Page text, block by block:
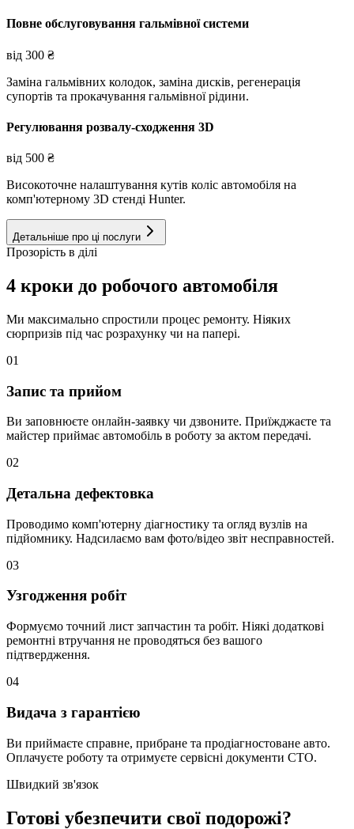
Повне обслуговування гальмівної системи
від 300 ₴
Заміна гальмівних колодок, заміна дисків, регенерація
супортів та прокачування гальмівної рідини.
Регулювання розвалу-сходження 3D
від 500 ₴
Високоточне налаштування кутів коліс автомобіля на
комп'ютерному 3D стенді Hunter.
Детальніше про ці послуги
Прозорість в ділі
4 кроки до робочого автомобіля
Ми максимально спростили процес ремонту. Ніяких
сюрпризів під час розрахунку чи на папері.
01
Запис та прийом
Ви заповнюєте онлайн-заявку чи дзвоните. Приїжджаєте та
майстер приймає автомобіль в роботу за актом передачі.
02
Детальна дефектовка
Проводимо комп'ютерну діагностику та огляд вузлів на
підйомнику. Надсилаємо вам фото/відео звіт несправностей.
03
Узгодження робіт
Формуємо точний лист запчастин та робіт. Ніякі додаткові
ремонтні втручання не проводяться без вашого
підтвердження.
04
Видача з гарантією
Ви приймаєте справне, прибране та продіагностоване авто.
Оплачуєте роботу та отримуєте сервісні документи СТО.
Швидкий зв'язок
Готові убезпечити свої подорожі?